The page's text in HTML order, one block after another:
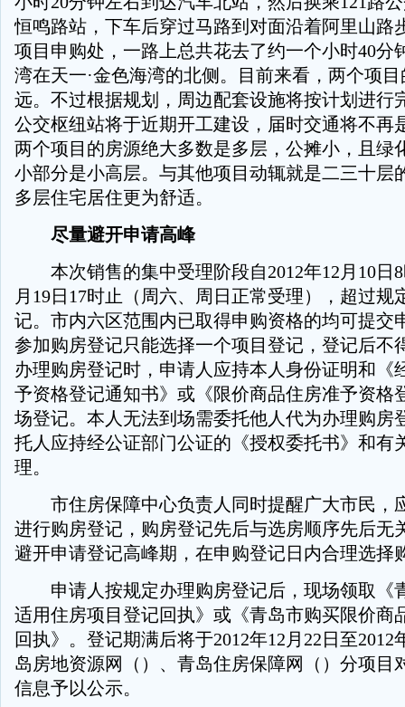
恒鸣路站，下车后穿过马路到对面沿着阿里山路
项目申购处，一路上总共花去了约一个小时40分
湾在天一·金色海湾的北侧。目前来看，两个项
远。不过根据规划，周边配套设施将按计划进行
公交枢纽站将于近期开工建设，届时交通将不再
两个项目的房源绝大多数是多层，公摊小，且绿
小部分是小高层。与其他项目动辄就是二三十层
多层住宅居住更为舒适。
尽量避开申请高峰
本次销售的集中受理阶段自2012年12月10日8
月19日17时止（周六、周日正常受理），超过规
记。市内六区范围内已取得申购资格的均可提交
参加购房登记只能选择一个项目登记，登记后不
办理购房登记时，申请人应持本人身份证明和《
予资格登记通知书》或《限价商品住房准予资格
场登记。本人无法到场需委托他人代为办理购房
托人应持经公证部门公证的《授权委托书》和有
理。
市住房保障中心负责人同时提醒广大市民，
进行购房登记，购房登记先后与选房顺序先后无
避开申请登记高峰期，在申购登记日内合理选择
申请人按规定办理购房登记后，现场领取《
适用住房项目登记回执》或《青岛市购买限价商
回执》。登记期满后将于2012年12月22日至2012
岛房地资源网（）、青岛住房保障网（）分项目
信息予以公示。